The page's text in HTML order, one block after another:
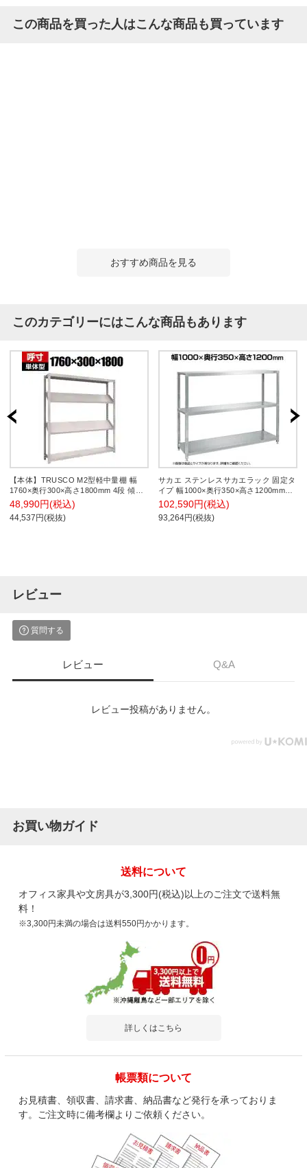
この商品を買った人はこんな商品も買っています
おすすめ商品を見る
このカテゴリーにはこんな商品もあります
【本体】TRUSCO M2型軽中量棚 幅
1760×奥行300×高さ1800mm 4段 傾斜2
段 単体 484-3941
48,990円(税込)
44,537円(税抜)
サカエ ステンレスサカエラック 固定タ
イプ 幅1000×奥行350×高さ1200mm
STN1-10123SU4
102,590円(税込)
93,264円(税抜)
レビュー
質問する
レビュー Q&A
レビュー投稿がありません。
お買い物ガイド
送料について
オフィス家具や文房具が3,300円(税込)以上のご注文で送料無
料！
※3,300円未満の場合は送料550円かかります。
詳しくはこちら
帳票類について
お見積書、領収書、請求書、納品書など発行を承っておりま
す。ご注文時に備考欄よりご依頼ください。